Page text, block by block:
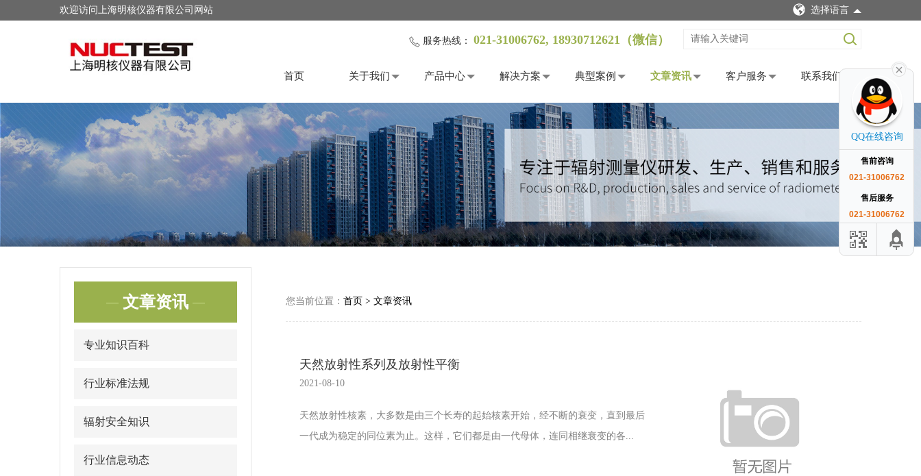
欢迎访问上海明核仪器有限公司网站 选择语言
服务热线： 021-31006762, 18930712621（微信）
首页 关于我们 产品中心 解决方案 典型案例 文章资讯 客户服务 联系我们
文章资讯
专业知识百科
行业标准法规
辐射安全知识
行业信息动态
您当前位置： 首页 > 文章资讯
天然放射性系列及放射性平衡
2021-08-10
天然放射性核素，大多数是由三个长寿的起始核素开始，经不断的衰变，直到最后
一代成为稳定的同位素为止。这样，它们都是由一代母体，连同相继衰变的各...
QQ在线咨询
售前咨询
021-31006762
售后服务
021-31006762